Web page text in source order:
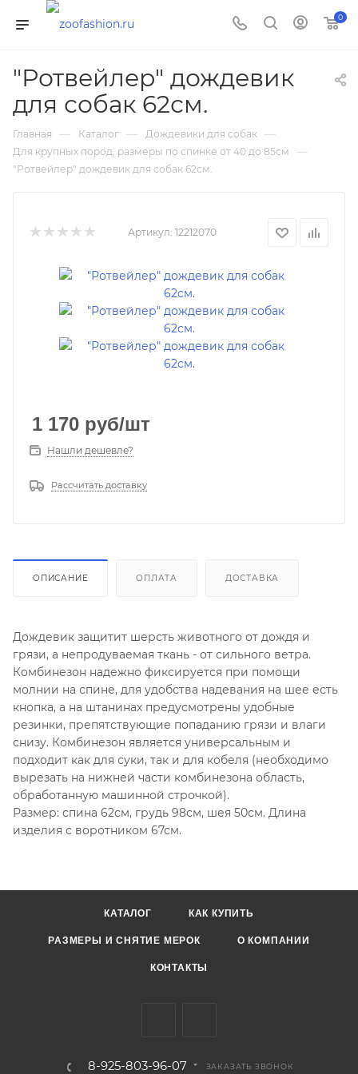
0
"Ротвейлер" дождевик
для собак 62см.
Главная — Каталог — Дождевики для собак —
Для крупных пород, размеры по спинке от 40 до 85см —
"Ротвейлер" дождевик для собак 62см.
Артикул: 12212070
1 170 руб/шт
Нашли дешевле?
Рассчитать доставку
ОПИСАНИЕ ОПЛАТА ДОСТАВКА
Дождевик защитит шерсть животного от дождя и
грязи, а непродуваемая ткань - от сильного ветра.
Комбинезон надежно фиксируется при помощи
молнии на спине, для удобства надевания на шее есть
кнопка, а на штанинах предусмотрены удобные
резинки, препятствующие попаданию грязи и влаги
снизу. Комбинезон является универсальным и
подходит как для суки, так и для кобеля (необходимо
вырезать на нижней части комбинезона область,
обработанную машинной строчкой).
Размер: спина 62см, грудь 98см, шея 50см. Длина
изделия с воротником 67см.
КАТАЛОГ КАК КУПИТЬ
РАЗМЕРЫ И СНЯТИЕ МЕРОК О КОМПАНИИ
КОНТАКТЫ
8-925-803-96-07 ЗАКАЗАТЬ ЗВОНОК